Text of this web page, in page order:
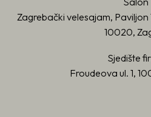
Zagrebački velesajam, Paviljon
10020,
Sjedište
Froudeova ul. 1,